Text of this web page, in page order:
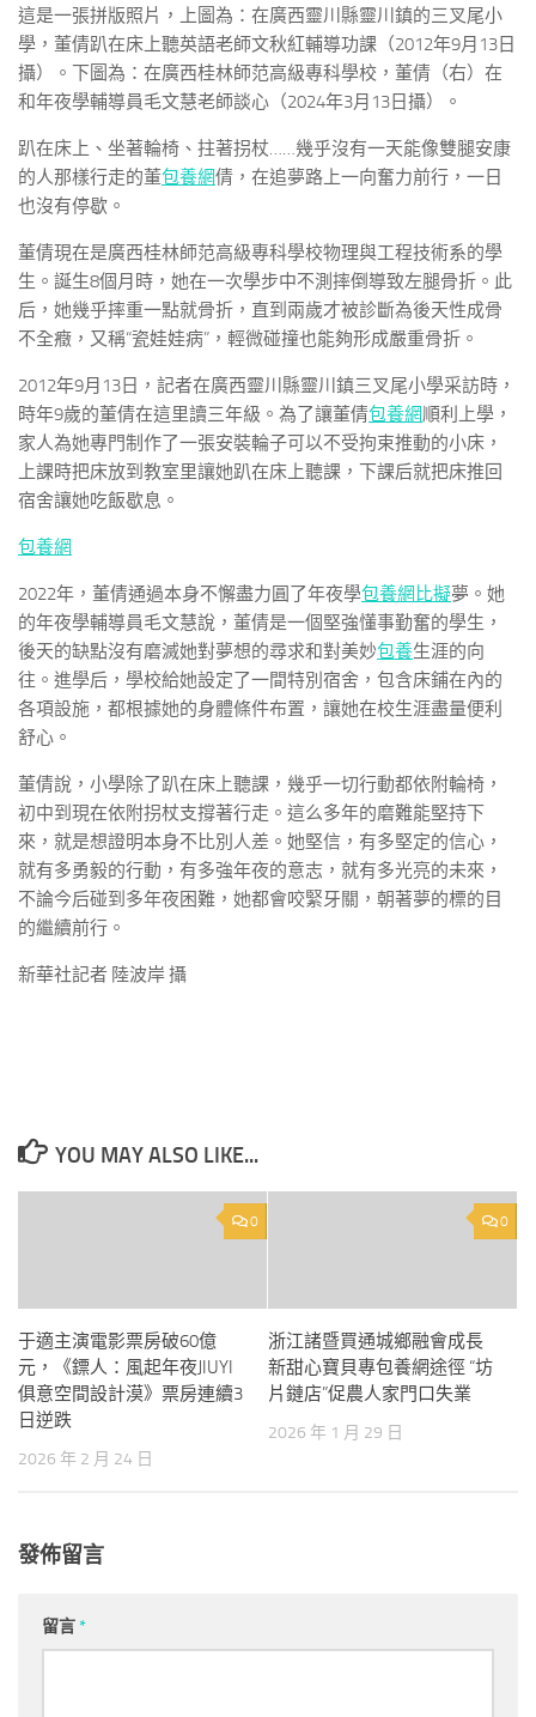
這是一張拼版照片，上圖為：在廣西靈川縣靈川鎮的三叉尾小
學，董倩趴在床上聽英語老師文秋紅輔導功課（2012年9月13日
攝）。下圖為：在廣西桂林師范高級專科學校，董倩（右）在
和年夜學輔導員毛文慧老師談心（2024年3月13日攝）。
趴在床上、坐著輪椅、拄著拐杖……幾乎沒有一天能像雙腿安康
的人那樣行走的董包養網倩，在追夢路上一向奮力前行，一日
也沒有停歇。
董倩現在是廣西桂林師范高級專科學校物理與工程技術系的學
生。誕生8個月時，她在一次學步中不測摔倒導致左腿骨折。此
后，她幾乎摔重一點就骨折，直到兩歲才被診斷為後天性成骨
不全癥，又稱“瓷娃娃病”，輕微碰撞也能夠形成嚴重骨折。
2012年9月13日，記者在廣西靈川縣靈川鎮三叉尾小學采訪時，
時年9歲的董倩在這里讀三年級。為了讓董倩包養網順利上學，
家人為她專門制作了一張安裝輪子可以不受拘束推動的小床，
上課時把床放到教室里讓她趴在床上聽課，下課后就把床推回
宿舍讓她吃飯歇息。
包養網
2022年，董倩通過本身不懈盡力圓了年夜學包養網比擬夢。她
的年夜學輔導員毛文慧說，董倩是一個堅強懂事勤奮的學生，
後天的缺點沒有磨滅她對夢想的尋求和對美妙包養生涯的向
往。進學后，學校給她設定了一間特別宿舍，包含床鋪在內的
各項設施，都根據她的身體條件布置，讓她在校生涯盡量便利
舒心。
董倩說，小學除了趴在床上聽課，幾乎一切行動都依附輪椅，
初中到現在依附拐杖支撐著行走。這么多年的磨難能堅持下
來，就是想證明本身不比別人差。她堅信，有多堅定的信心，
就有多勇毅的行動，有多強年夜的意志，就有多光亮的未來，
不論今后碰到多年夜困難，她都會咬緊牙關，朝著夢的標的目
的繼續前行。
新華社記者 陸波岸 攝
YOU MAY ALSO LIKE...
0
于適主演電影票房破60億
元，《鏢人：風起年夜JIUYI
俱意空間設計漠》票房連續3
日逆跌
2026 年 2 月 24 日
0
浙江諸暨買通城鄉融會成長
新甜心寶貝專包養網途徑 “坊
片鏈店”促農人家門口失業
2026 年 1 月 29 日
發佈留言
留言*